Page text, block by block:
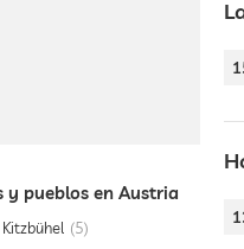
y pueblos en Austria
5